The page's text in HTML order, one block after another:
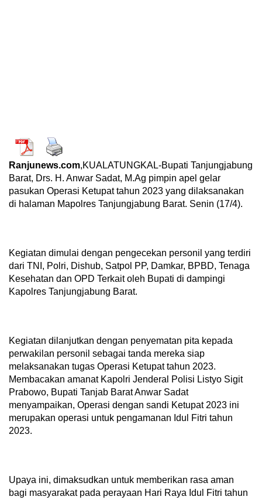
Ranjunews.com,KUALATUNGKAL-Bupati Tanjungjabung
Barat, Drs. H. Anwar Sadat, M.Ag pimpin apel gelar
pasukan Operasi Ketupat tahun 2023 yang dilaksanakan
di halaman Mapolres Tanjungjabung Barat. Senin (17/4).
Kegiatan dimulai dengan pengecekan personil yang terdiri
dari TNI, Polri, Dishub, Satpol PP, Damkar, BPBD, Tenaga
Kesehatan dan OPD Terkait oleh Bupati di dampingi
Kapolres Tanjungjabung Barat.
Kegiatan dilanjutkan dengan penyematan pita kepada
perwakilan personil sebagai tanda mereka siap
melaksanakan tugas Operasi Ketupat tahun 2023.
Membacakan amanat Kapolri Jenderal Polisi Listyo Sigit
Prabowo, Bupati Tanjab Barat Anwar Sadat
menyampaikan, Operasi dengan sandi Ketupat 2023 ini
merupakan operasi untuk pengamanan Idul Fitri tahun
2023.
Upaya ini, dimaksudkan untuk memberikan rasa aman
bagi masyarakat pada perayaan Hari Raya Idul Fitri tahun